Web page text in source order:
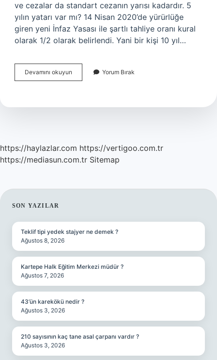
ve cezalar da standart cezanın yarısı kadardır. 5
yılın yatarı var mı? 14 Nisan 2020’de yürürlüğe
giren yeni İnfaz Yasası ile şartlı tahliye oranı kural
olarak 1/2 olarak belirlendi. Yani bir kişi 10 yıl…
Devamını okuyun
Yıl
Biri
Yorum Bırak
https://haylazlar.com https://vertigoo.com.tr
https://mediasun.com.tr Sitemap
SIDEBAR
SON YAZILAR
Teklif tipi yedek stajyer ne demek ?
Ağustos 8, 2026
Kartepe Halk Eğitim Merkezi müdür ?
Ağustos 7, 2026
43’ün karekökü nedir ?
Ağustos 3, 2026
210 sayısının kaç tane asal çarpanı vardır ?
Ağustos 3, 2026